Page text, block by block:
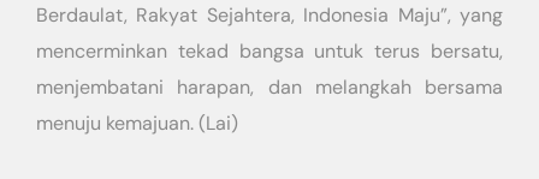
Berdaulat, Rakyat Sejahtera, Indonesia Maju”, yang
mencerminkan tekad bangsa untuk terus bersatu,
menjembatani harapan, dan melangkah bersama
menuju kemajuan. (Lai)